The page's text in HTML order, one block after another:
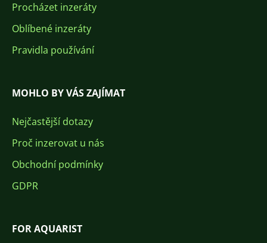
Procházet inzeráty
Oblíbené inzeráty
Pravidla používání
MOHLO BY VÁS ZAJÍMAT
Nejčastější dotazy
Proč inzerovat u nás
Obchodní podmínky
GDPR
FOR AQUARIST